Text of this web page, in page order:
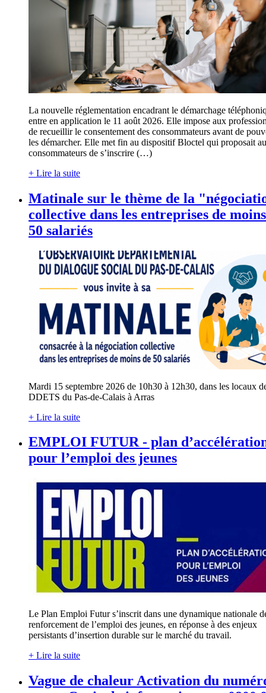
La nouvelle réglementation encadrant le démarchage
entre en application le 11 août 2026. Elle impose aux
de recueillir le consentement des consommateurs avant de
les démarcher. Elle met fin au dispositif Bloctel qui proposait
consommateurs de s’inscrire (…)
+ Lire la suite
Matinale sur le thème de la
collective dans les entreprises de
50 salariés
Mardi 15 septembre 2026 de 10h30 à 12h30, dans les locaux
DDETS du Pas-de-Calais à Arras
+ Lire la suite
EMPLOI FUTUR - plan
pour l’emploi des jeunes
Le Plan Emploi Futur s’inscrit dans une dynamique nationale
renforcement de l’emploi des jeunes, en réponse à des enjeux
persistants d’insertion durable sur le marché du travail.
+ Lire la suite
Vague de chaleur Activation du